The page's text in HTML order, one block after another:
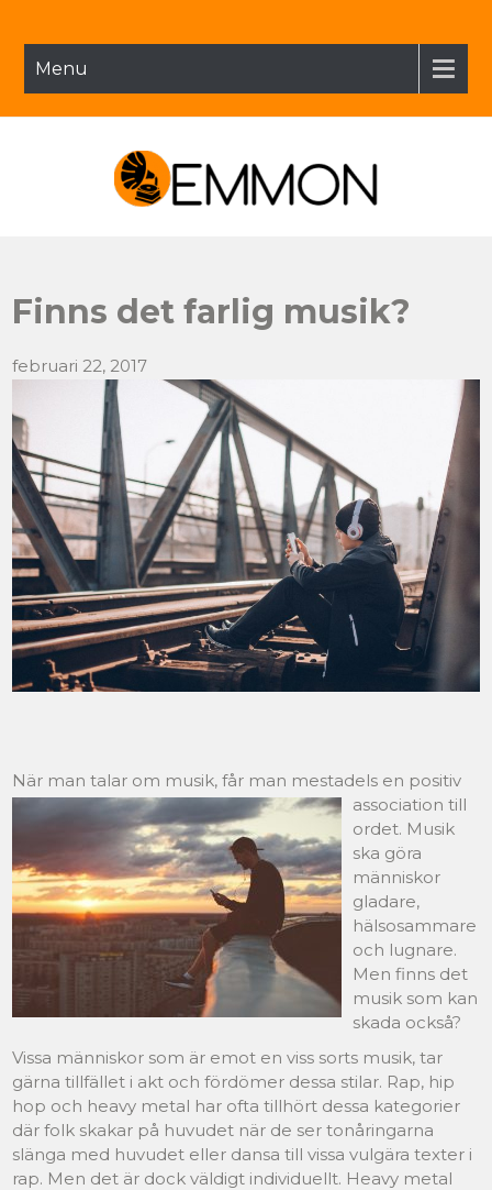
Menu
Finns det farlig musik?
februari 22, 2017
När man talar om musik, får man mestadels en positiv
association till
ordet. Musik
ska göra
människor
gladare,
hälsosammare
och lugnare.
Men finns det
musik som kan
skada också?
Vissa människor som är emot en viss sorts musik, tar
gärna tillfället i akt och fördömer dessa stilar. Rap, hip
hop och heavy metal har ofta tillhört dessa kategorier
där folk skakar på huvudet när de ser tonåringarna
slänga med huvudet eller dansa till vissa vulgära texter i
rap. Men det är dock väldigt individuellt. Heavy metal